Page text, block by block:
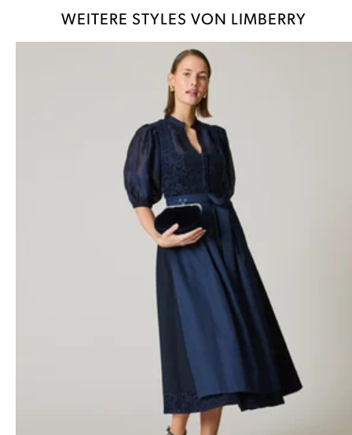
WEITERE STYLES VON LIMBERRY